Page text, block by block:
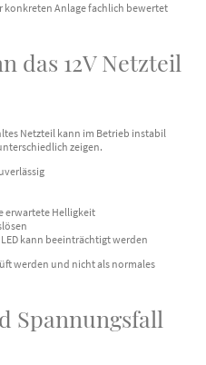
konkreten Anlage fachlich bewertet
das 12V Netzteil
Netzteil kann im Betrieb instabil
zeigen.
erwartete Helligkeit
kann beeinträchtigt werden
werden und nicht als normales
Spannungsfall